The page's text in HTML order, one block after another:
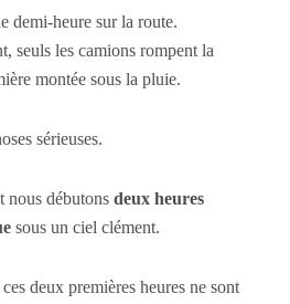
demi-heure sur la route.
seuls les camions rompent la
montée sous la pluie.
sérieuses.
nous débutons deux heures
sous un ciel clément.
deux premières heures ne sont